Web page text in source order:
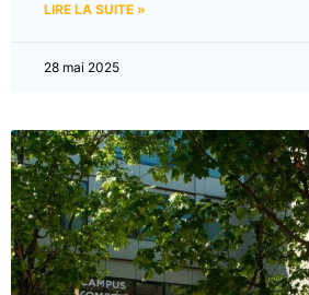
LIRE LA SUITE »
28 mai 2025